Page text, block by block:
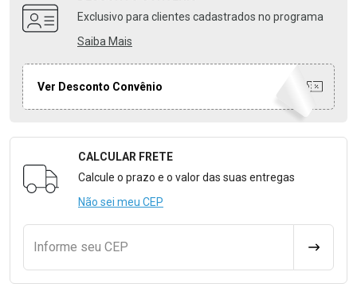
Exclusivo para clientes cadastrados no programa
Saiba Mais
Ver Desconto Convênio
Formulário para Calcular o Frete
CALCULAR FRETE
Calcule o prazo e o valor das suas entregas
Não sei meu CEP
Informe seu CEP